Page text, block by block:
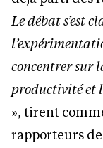
Le débat s’est
concentrer sur
productivité et
», tirent
rapporteurs